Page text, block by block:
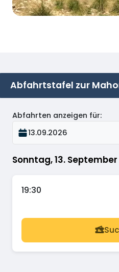
Abfahrtstafel zur
Sonntag, 13.
Abfahrten anzeigen für:
13.09.2026
19:30